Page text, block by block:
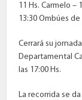
11 Hs. Carmelo –
13:30 Ombúes
Cerrará su
Departamental
las 17:00 Hs.
La recorrida se